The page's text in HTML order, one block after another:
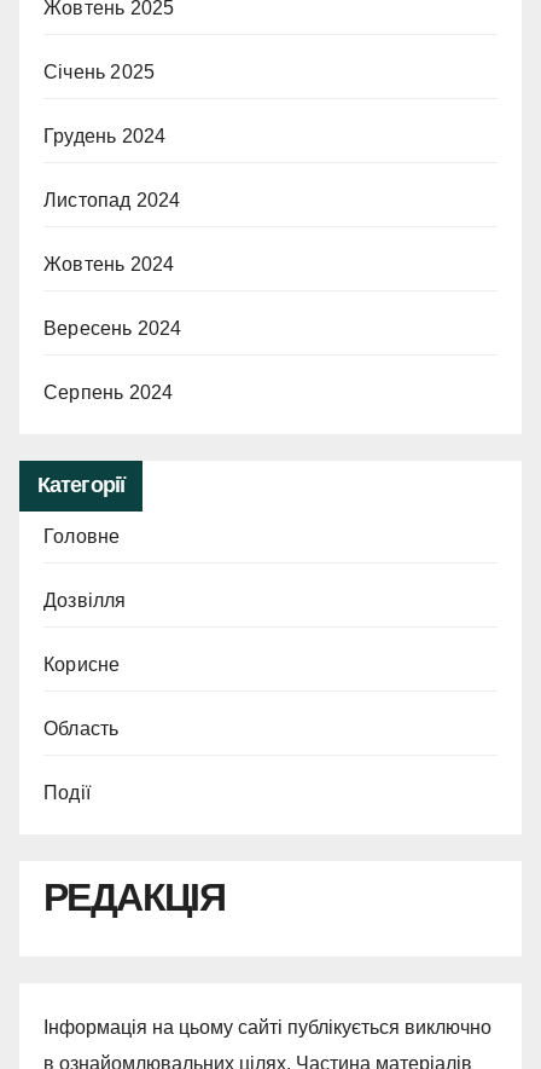
Жовтень 2025
Січень 2025
Грудень 2024
Листопад 2024
Жовтень 2024
Вересень 2024
Серпень 2024
Категорії
Головне
Дозвілля
Корисне
Область
Події
РЕДАКЦІЯ
Інформація на цьому сайті публікується виключно
в ознайомлювальних цілях. Частина матеріалів